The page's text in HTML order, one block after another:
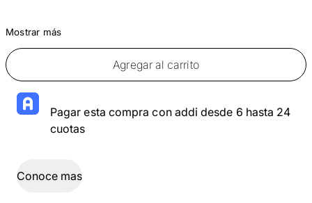
Mostrar más
Agregar al carrito
Pagar esta compra con addi desde 6 hasta 24
cuotas
Conoce mas